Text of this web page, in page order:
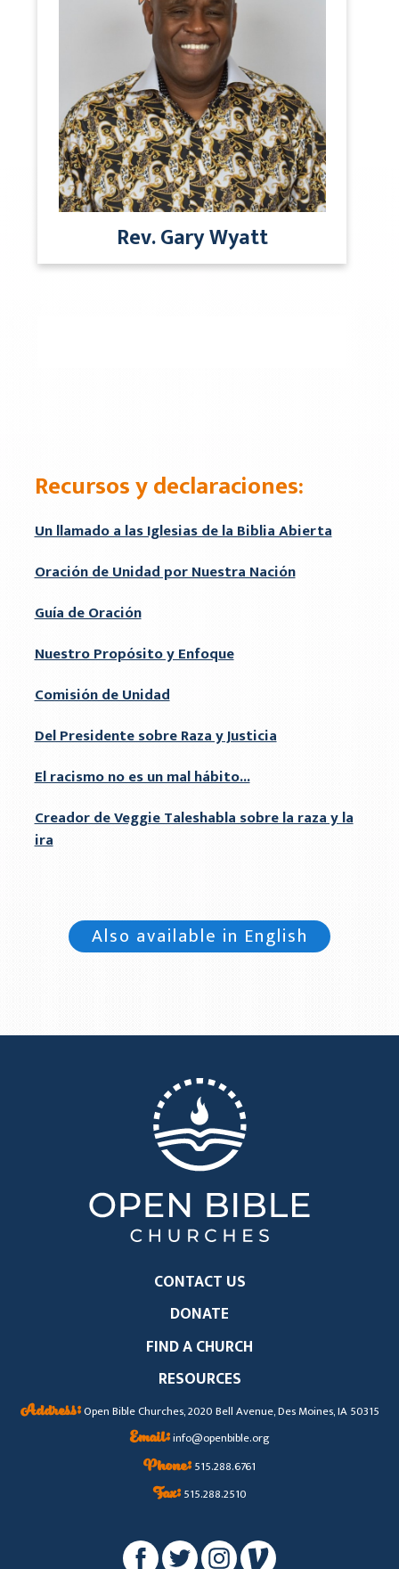
Rev. Gary Wyatt
Recursos y declaraciones:
Un llamado a las Iglesias de la Biblia Abierta
Oración de Unidad por Nuestra Nación
Guía de Oración
Nuestro Propósito y Enfoque
Comisión de Unidad
Del Presidente sobre Raza y Justicia
El racismo no es un mal hábito...
Creador de Veggie Taleshabla sobre la raza y la
ira
Also available in English
CONTACT US
DONATE
FIND A CHURCH
RESOURCES
Address:Open Bible Churches, 2020 Bell Avenue, Des Moines, IA 50315
Email:info@openbible.org
Phone:515.288.6761
Fax:515.288.2510